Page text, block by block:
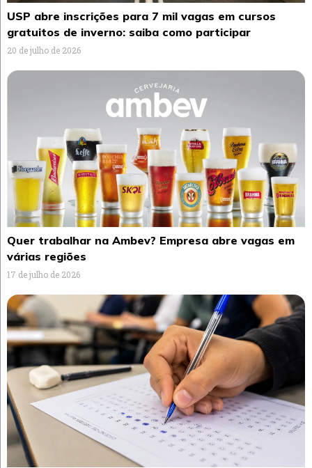
USP abre inscrições para 7 mil vagas em cursos
gratuitos de inverno: saiba como participar
20 de julho de 2026
Quer trabalhar na Ambev? Empresa abre vagas em
várias regiões
17 de julho de 2026